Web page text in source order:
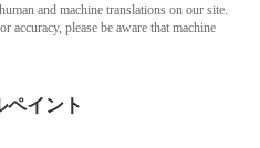
and machine translations on our site.
please be aware that machine
イント